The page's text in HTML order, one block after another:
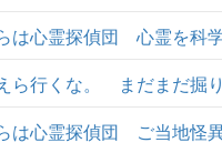
は心霊探偵団 心霊を科
ら行くな。 まだまだ掘
は心霊探偵団 ご当地怪異